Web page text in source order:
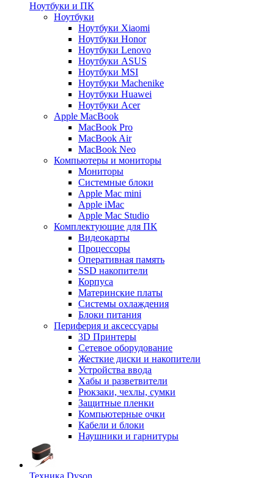
Ноутбуки и ПК
Ноутбуки
Ноутбуки Xiaomi
Ноутбуки Honor
Ноутбуки Lenovo
Ноутбуки ASUS
Ноутбуки MSI
Ноутбуки Machenike
Ноутбуки Huawei
Ноутбуки Acer
Apple MacBook
MacBook Pro
MacBook Air
MacBook Neo
Компьютеры и мониторы
Мониторы
Системные блоки
Apple Mac mini
Apple iMac
Apple Mac Studio
Комплектующие для ПК
Видеокарты
Процессоры
Оперативная память
SSD накопители
Корпуса
Материнские платы
Системы охлаждения
Блоки питания
Периферия и аксессуары
3D Принтеры
Сетевое оборудование
Жесткие диски и накопители
Устройства ввода
Хабы и разветвители
Рюкзаки, чехлы, сумки
Защитные пленки
Компьютерные очки
Кабели и блоки
Наушники и гарнитуры
Техника Dyson